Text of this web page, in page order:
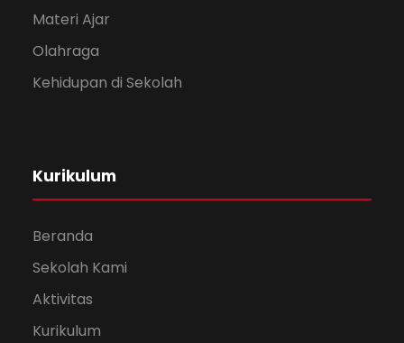
Materi Ajar
Olahraga
Kehidupan di Sekolah
Kurikulum
Beranda
Sekolah Kami
Aktivitas
Kurikulum